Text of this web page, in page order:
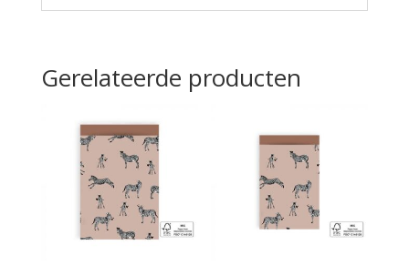
Gerelateerde producten